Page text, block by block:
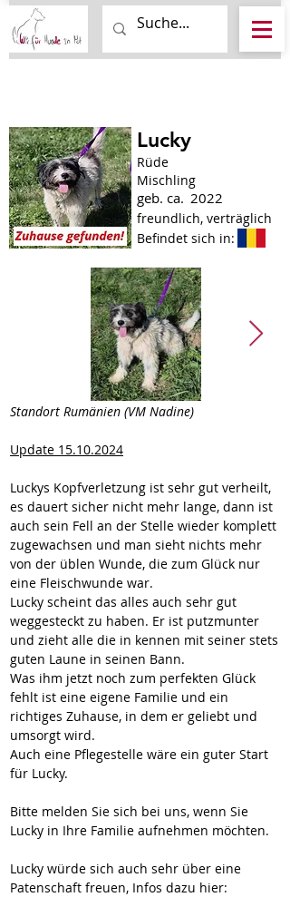
Lucky
Rüde
Mischling
geb. ca. 2022
freundlich, verträglich
Befindet sich in:
Standort Rumänien (VM Nadine)
Update 15.10.2024
Luckys Kopfverletzung ist sehr gut verheilt,
es dauert sicher nicht mehr lange, dann ist
auch sein Fell an der Stelle wieder komplett
zugewachsen und man sieht nichts mehr
von der üblen Wunde, die zum Glück nur
eine Fleischwunde war.
Lucky scheint das alles auch sehr gut
weggesteckt zu haben. Er ist putzmunter
und zieht alle die in kennen mit seiner stets
guten Laune in seinen Bann.
Was ihm jetzt noch zum perfekten Glück
fehlt ist eine eigene Familie und ein
richtiges Zuhause, in dem er geliebt und
umsorgt wird.
Auch eine Pflegestelle wäre ein guter Start
für Lucky.
Bitte melden Sie sich bei uns, wenn Sie
Lucky in Ihre Familie aufnehmen möchten.
Lucky würde sich auch sehr über eine
Patenschaft freuen, Infos dazu hier: